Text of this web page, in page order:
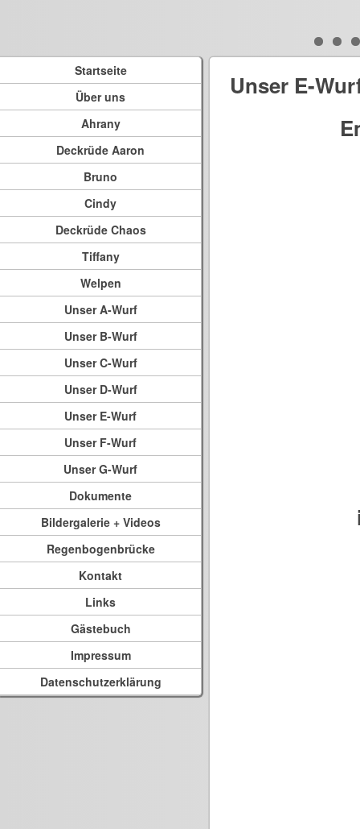
Startseite
Über uns
Ahrany
Deckrüde Aaron
Bruno
Cindy
Deckrüde Chaos
Tiffany
Welpen
Unser A-Wurf
Unser B-Wurf
Unser C-Wurf
Unser D-Wurf
Unser E-Wurf
Unser F-Wurf
Unser G-Wurf
Dokumente
Bildergalerie + Videos
Regenbogenbrücke
Kontakt
Links
Gästebuch
Impressum
Datenschutzerklärung
Unser E-